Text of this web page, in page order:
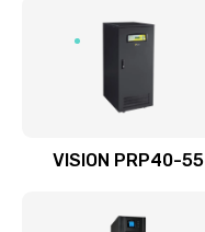
VISION PRP40-55